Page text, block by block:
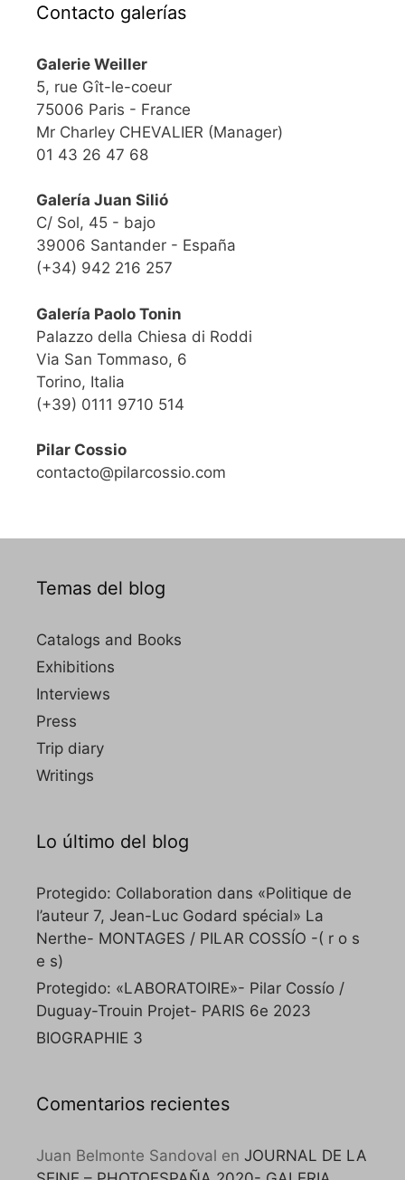
Contacto galerías
Galerie Weiller
5, rue Gît-le-coeur
75006 Paris - France
Mr Charley CHEVALIER (Manager)
01 43 26 47 68
Galería Juan Silió
C/ Sol, 45 - bajo
39006 Santander - España
(+34) 942 216 257
Galería Paolo Tonin
Palazzo della Chiesa di Roddi
Via San Tommaso, 6
Torino, Italia
(+39) 0111 9710 514
Pilar Cossio
contacto@pilarcossio.com
Temas del blog
Catalogs and Books
Exhibitions
Interviews
Press
Trip diary
Writings
Lo último del blog
Protegido: Collaboration dans «Politique de
l’auteur 7, Jean-Luc Godard spécial» La
Nerthe- MONTAGES / PILAR COSSÍO -( r o s
e s)
Protegido: «LABORATOIRE»- Pilar Cossío /
Duguay-Trouin Projet- PARIS 6e 2023
BIOGRAPHIE 3
Comentarios recientes
Juan Belmonte Sandoval en JOURNAL DE LA